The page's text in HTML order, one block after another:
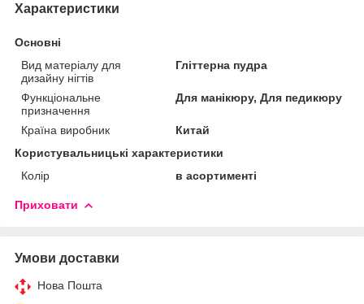
Характеристики
Основні
Вид матеріалу для
дизайну нігтів
Гліттерна пудра
Функціональне
призначення
Для манікюру, Для педикюру
Країна виробник
Китай
Користувальницькі характеристики
Колір
в асортименті
Приховати
Умови доставки
Нова Пошта